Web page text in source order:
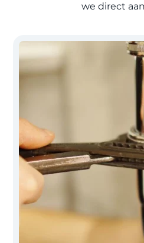
we direct